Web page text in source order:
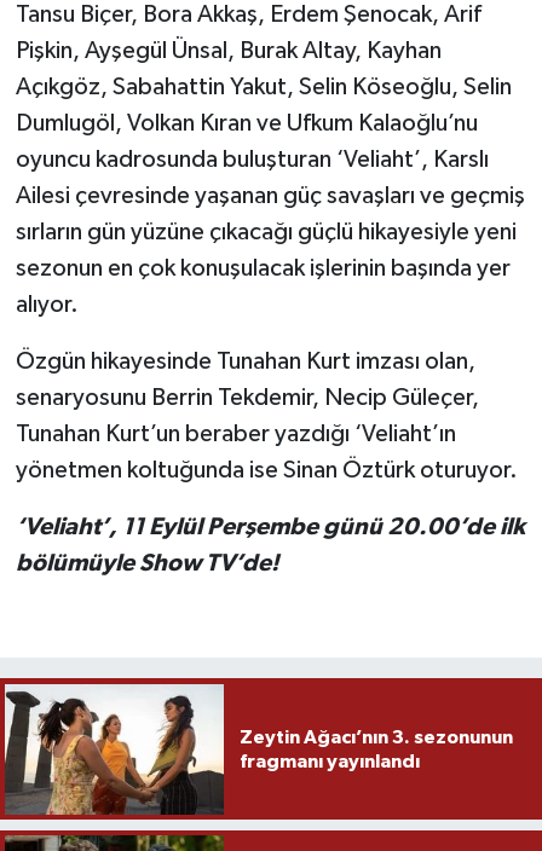
Tansu Biçer, Bora Akkaş, Erdem Şenocak, Arif
Pişkin, Ayşegül Ünsal, Burak Altay, Kayhan
Açıkgöz, Sabahattin Yakut, Selin Köseoğlu, Selin
Dumlugöl, Volkan Kıran ve Ufkum Kalaoğlu’nu
oyuncu kadrosunda buluşturan ‘Veliaht’, Karslı
Ailesi çevresinde yaşanan güç savaşları ve geçmiş
sırların gün yüzüne çıkacağı güçlü hikayesiyle yeni
sezonun en çok konuşulacak işlerinin başında yer
alıyor.
Özgün hikayesinde Tunahan Kurt imzası olan,
senaryosunu Berrin Tekdemir, Necip Güleçer,
Tunahan Kurt’un beraber yazdığı ‘Veliaht’ın
yönetmen koltuğunda ise Sinan Öztürk oturuyor.
‘Veliaht’, 11 Eylül Perşembe günü 20.00’de ilk
bölümüyle Show TV’de!
Zeytin Ağacı’nın 3. sezonunun
fragmanı yayınlandı